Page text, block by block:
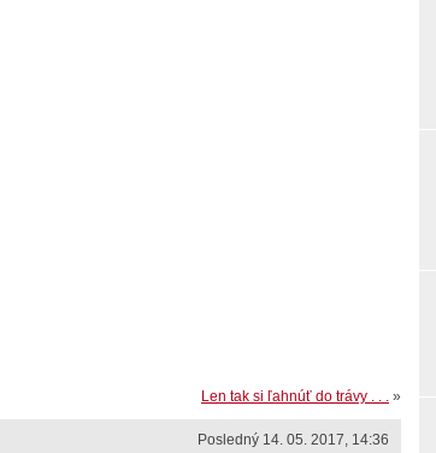
Len tak si ľahnúť do trávy . . . »
Posledný 14. 05. 2017, 14:36